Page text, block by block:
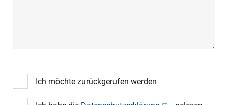
Ich möchte zurückgerufen werden